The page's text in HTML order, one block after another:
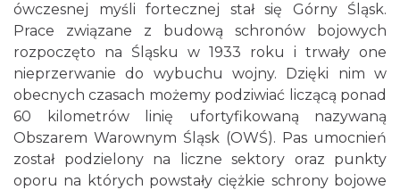
ówczesnej myśli fortecznej stał się Górny Śląsk.
Prace związane z budową schronów bojowych
rozpoczęto na Śląsku w 1933 roku i trwały one
nieprzerwanie do wybuchu wojny. Dzięki nim w
obecnych czasach możemy podziwiać liczącą ponad
60 kilometrów linię ufortyfikowaną nazywaną
Obszarem Warownym Śląsk (OWŚ). Pas umocnień
został podzielony na liczne sektory oraz punkty
oporu na których powstały ciężkie schrony bojowe